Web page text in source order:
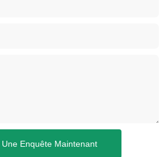
Une Enquête Maintenant